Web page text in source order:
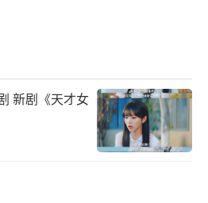
新剧《天才女